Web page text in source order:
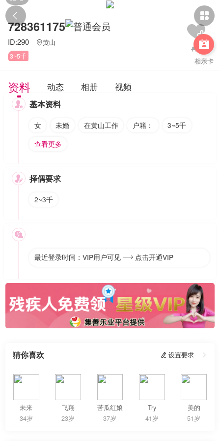
 

相亲卡
728361175
ID:290 黄山
3~5千
资料 动态 相册 视频
 基本资料
女 未婚 在黄山工作 户籍：
3~5千
查看更多
 择偶要求
2~3千

最近登录时间：VIP用户可见  点击开通VIP
猜你喜欢  设置要求 
未来
34岁
飞翔
23岁
苦瓜红娘
37岁
Try
41岁
美的
51岁